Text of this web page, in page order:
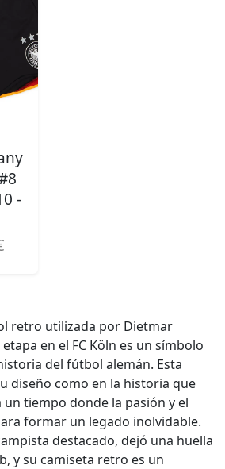
-
retro utilizada por Dietmar
en el FC Köln es un símbolo
del fútbol alemán. Esta
diseño como en la historia que
tiempo donde la pasión y el
formar un legado inolvidable.
destacado, dejó una huella
y su camiseta retro es un